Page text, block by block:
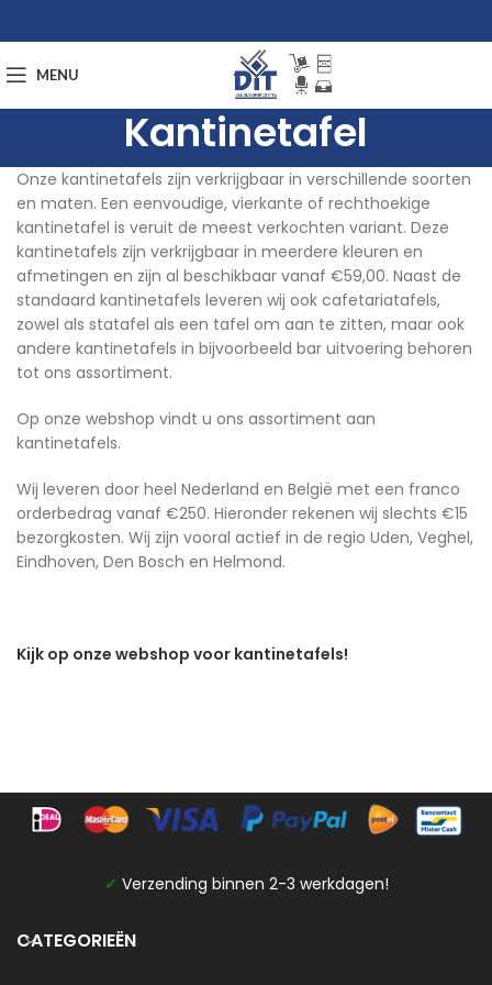
MENU
Kantinetafel
Onze kantinetafels zijn verkrijgbaar in verschillende soorten
en maten. Een eenvoudige, vierkante of rechthoekige
kantinetafel is veruit de meest verkochten variant. Deze
kantinetafels zijn verkrijgbaar in meerdere kleuren en
afmetingen en zijn al beschikbaar vanaf €59,00. Naast de
standaard kantinetafels leveren wij ook cafetariatafels,
zowel als statafel als een tafel om aan te zitten, maar ook
andere kantinetafels in bijvoorbeeld bar uitvoering behoren
tot ons assortiment.
Op onze webshop vindt u ons assortiment aan
kantinetafels.
Wij leveren door heel Nederland en België met een franco
orderbedrag vanaf €250. Hieronder rekenen wij slechts €15
bezorgkosten. Wij zijn vooral actief in de regio Uden, Veghel,
Eindhoven, Den Bosch en Helmond.
Kijk op onze webshop voor kantinetafels!
✓ Verzending binnen 2-3 werkdagen!
CATEGORIEËN